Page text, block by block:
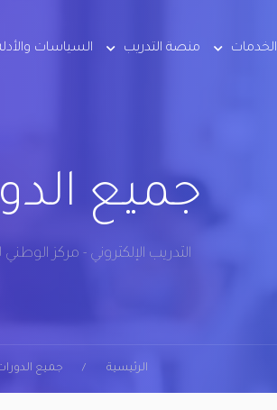
الخدمات منصة التدريب السياسات
جميع
التدريب الإلكتروني - مركز الوطني
الرئيسية جميع